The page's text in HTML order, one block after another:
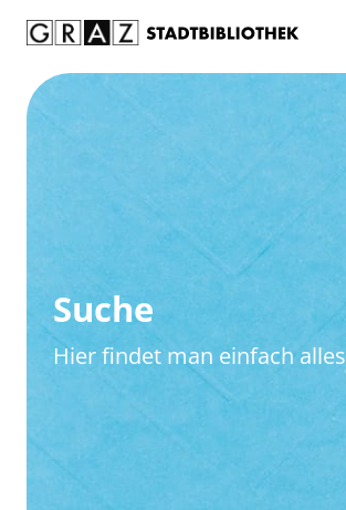
Suche
Hier findet man einfach alles